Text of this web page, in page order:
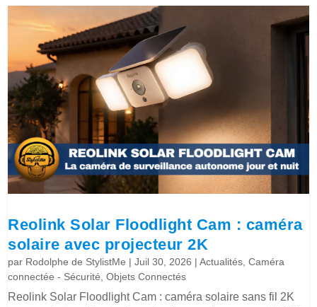
Reolink Solar Floodlight Cam : caméra
solaire avec projecteur 2K
par Rodolphe de StylistMe |Juil 30, 2026 |Actualités,Caméra
connectée - Sécurité,Objets Connectés
Reolink Solar Floodlight Cam : caméra solaire sans fil 2K